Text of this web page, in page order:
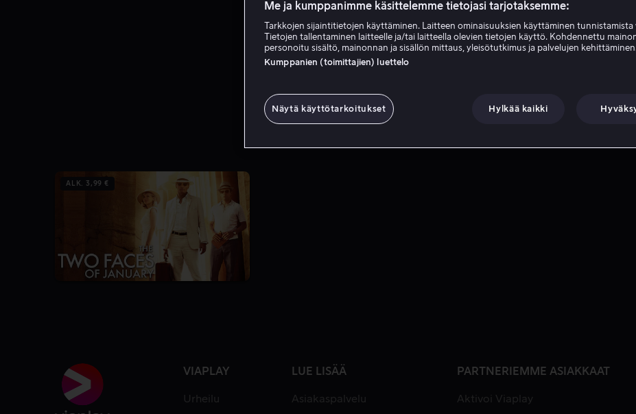
Daisy Bevan
ALK. 3,99 €
VIAPLAY
Urheilu
LUE LISÄÄ
Asiakaspalvelu
PARTNERIEMME ASIAKKAAT
Aktivoi Viaplay
Me ja kumppanimme käsittelemme tietojasi tarjotaksemme:
Tarkkojen sijaintitietojen käyttäminen. Laitteen ominaisuuksien käyttäminen tunnistamista
Tietojen tallentaminen laitteelle ja/tai laitteella olevien tietojen käyttö. Kohdennettu
personoitu sisältö, mainonnan ja sisällön mittaus, yleisötutkimus ja palvelujen
Kumppanien (toimittajien) luettelo
Näytä käyttötarkoitukset Hylkää kaikki